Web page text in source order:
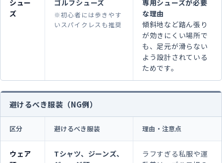
シュー
ズ
ゴルフシューズ
※初心者には歩きやす
いスパイクレスも推奨
専用シューズが必要
な理由
傾斜地など踏ん張り
が効きにくい場所で
も、足元が滑らない
よう設計されている
ためです。
避けるべき服装（NG例）
区分 避けるべき服装 理由・注意点
ウェア
Tシャツ、ジーンズ、
ラフすぎる私服や運